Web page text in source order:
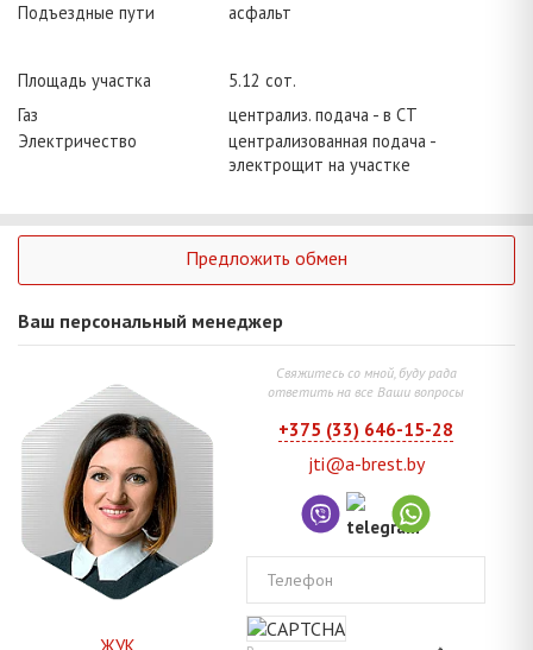
Подъездные пути
асфальт
Площадь участка
5.12 сот.
Газ
централиз. подача - в СТ
Электричество
централизованная подача -
электрощит на участке
Предложить обмен
Ваш персональный менеджер
Свяжитесь со мной, буду рада
ответить на все Ваши вопросы
+375 (33) 646-15-28
jti@a-brest.by
Телефон